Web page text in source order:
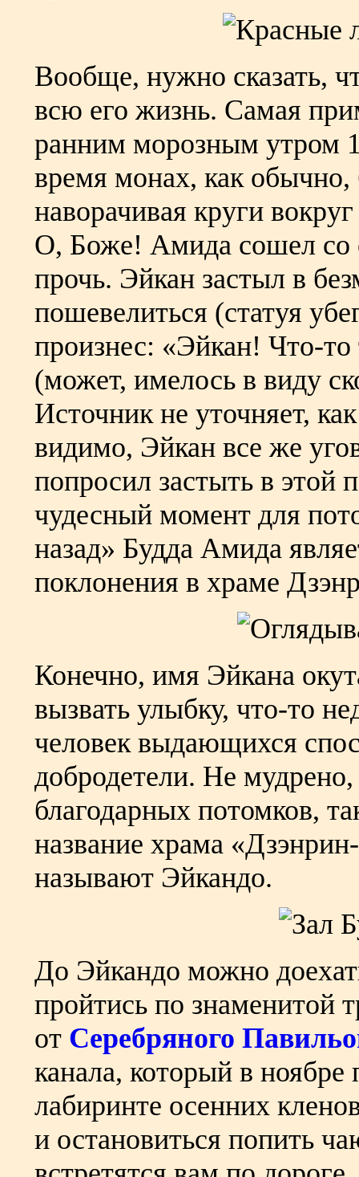
Вообще, нужно сказать,
всю его жизнь. Самая
ранним морозным утром
время монах, как
наворачивая круги
О, Боже! Амида сошел со
прочь. Эйкан застыл в
пошевелиться (статуя
произнес: «Эйкан! Что-
(может, имелось в виду
Источник не уточняет,
видимо, Эйкан все же
попросил застыть в этой
чудесный момент для
назад» Будда Амида
поклонения в храме
Конечно, имя Эйкана
вызвать улыбку, что-то
человек выдающихся
добродетели. Не
благодарных потомков,
название храма
называют Эйкандо.
До Эйкандо можно
пройтись по знаменитой
от Серебряного
канала, который в
лабиринте осенних
и остановиться попить